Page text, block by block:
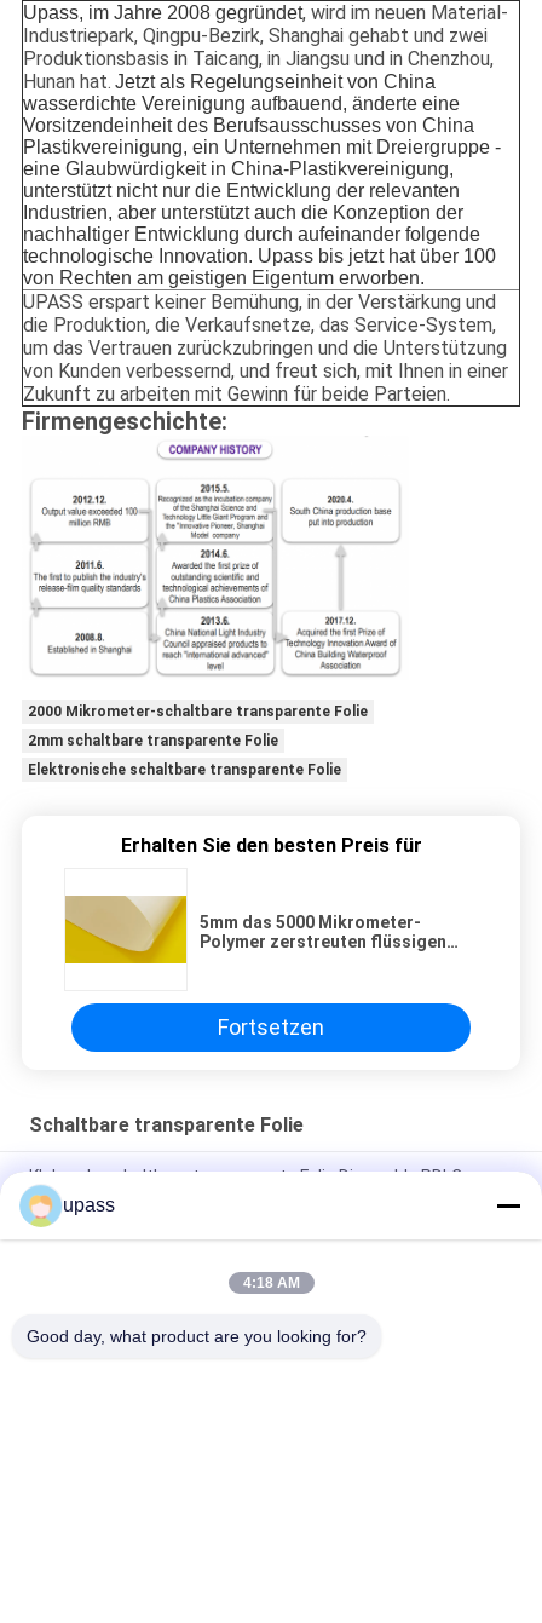
Upass, im Jahre 2008 gegründet, wird im neuen Material-
Industriepark, Qingpu-Bezirk, Shanghai gehabt und zwei
Produktionsbasis in Taicang, in Jiangsu und in Chenzhou,
Hunan hat. Jetzt als Regelungseinheit von China
wasserdichte Vereinigung aufbauend, änderte eine
Vorsitzendeinheit des Berufsausschusses von China
Plastikvereinigung, ein Unternehmen mit Dreiergruppe -
eine Glaubwürdigkeit in China-Plastikvereinigung,
unterstützt nicht nur die Entwicklung der relevanten
Industrien, aber unterstützt auch die Konzeption der
nachhaltiger Entwicklung durch aufeinander folgende
technologische Innovation. Upass bis jetzt hat über 100
von Rechten am geistigen Eigentum erworben.
UPASS erspart keiner Bemühung, in der Verstärkung und
die Produktion, die Verkaufsnetze, das Service-System,
um das Vertrauen zurückzubringen und die Unterstützung
von Kunden verbessernd, und freut sich, mit Ihnen in einer
Zukunft zu arbeiten mit Gewinn für beide Parteien.
Firmengeschichte:
2000 Mikrometer-schaltbare transparente Folie
2mm schaltbare transparente Folie
Elektronische schaltbare transparente Folie
Erhalten Sie den besten Preis für
5mm das 5000 Mikrometer-
Polymer zerstreuten flüssigen
Fortsetzen
Schaltbare transparente Folie
Klebende schaltbare transparente Folie Dimmable PDLC
PDLC-Film Switchble, das intelligente Fenster-Film-Fabrik
abtönt
Selbstklebende intelligente schaltbare transparente Folie für
upass
4:18 AM
Good day, what product are you looking for?